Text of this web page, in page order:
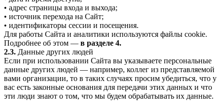
• адрес страницы входа и выхода;
• источник перехода на Сайт;
• идентификаторы сессии и посещения.
Для работы Сайта и аналитики используются файлы cookie.
Подробнее об этом — в разделе 4.
2.3. Данные других людей
Если при использовании Сайта вы указываете персональные
данные других людей — например, коллег из представляемой
вами организации, то в таких случаях просим убедиться, что у
вас есть законные основания для передачи этих данных и что
эти люди знают о том, что мы будем обрабатывать их данные.